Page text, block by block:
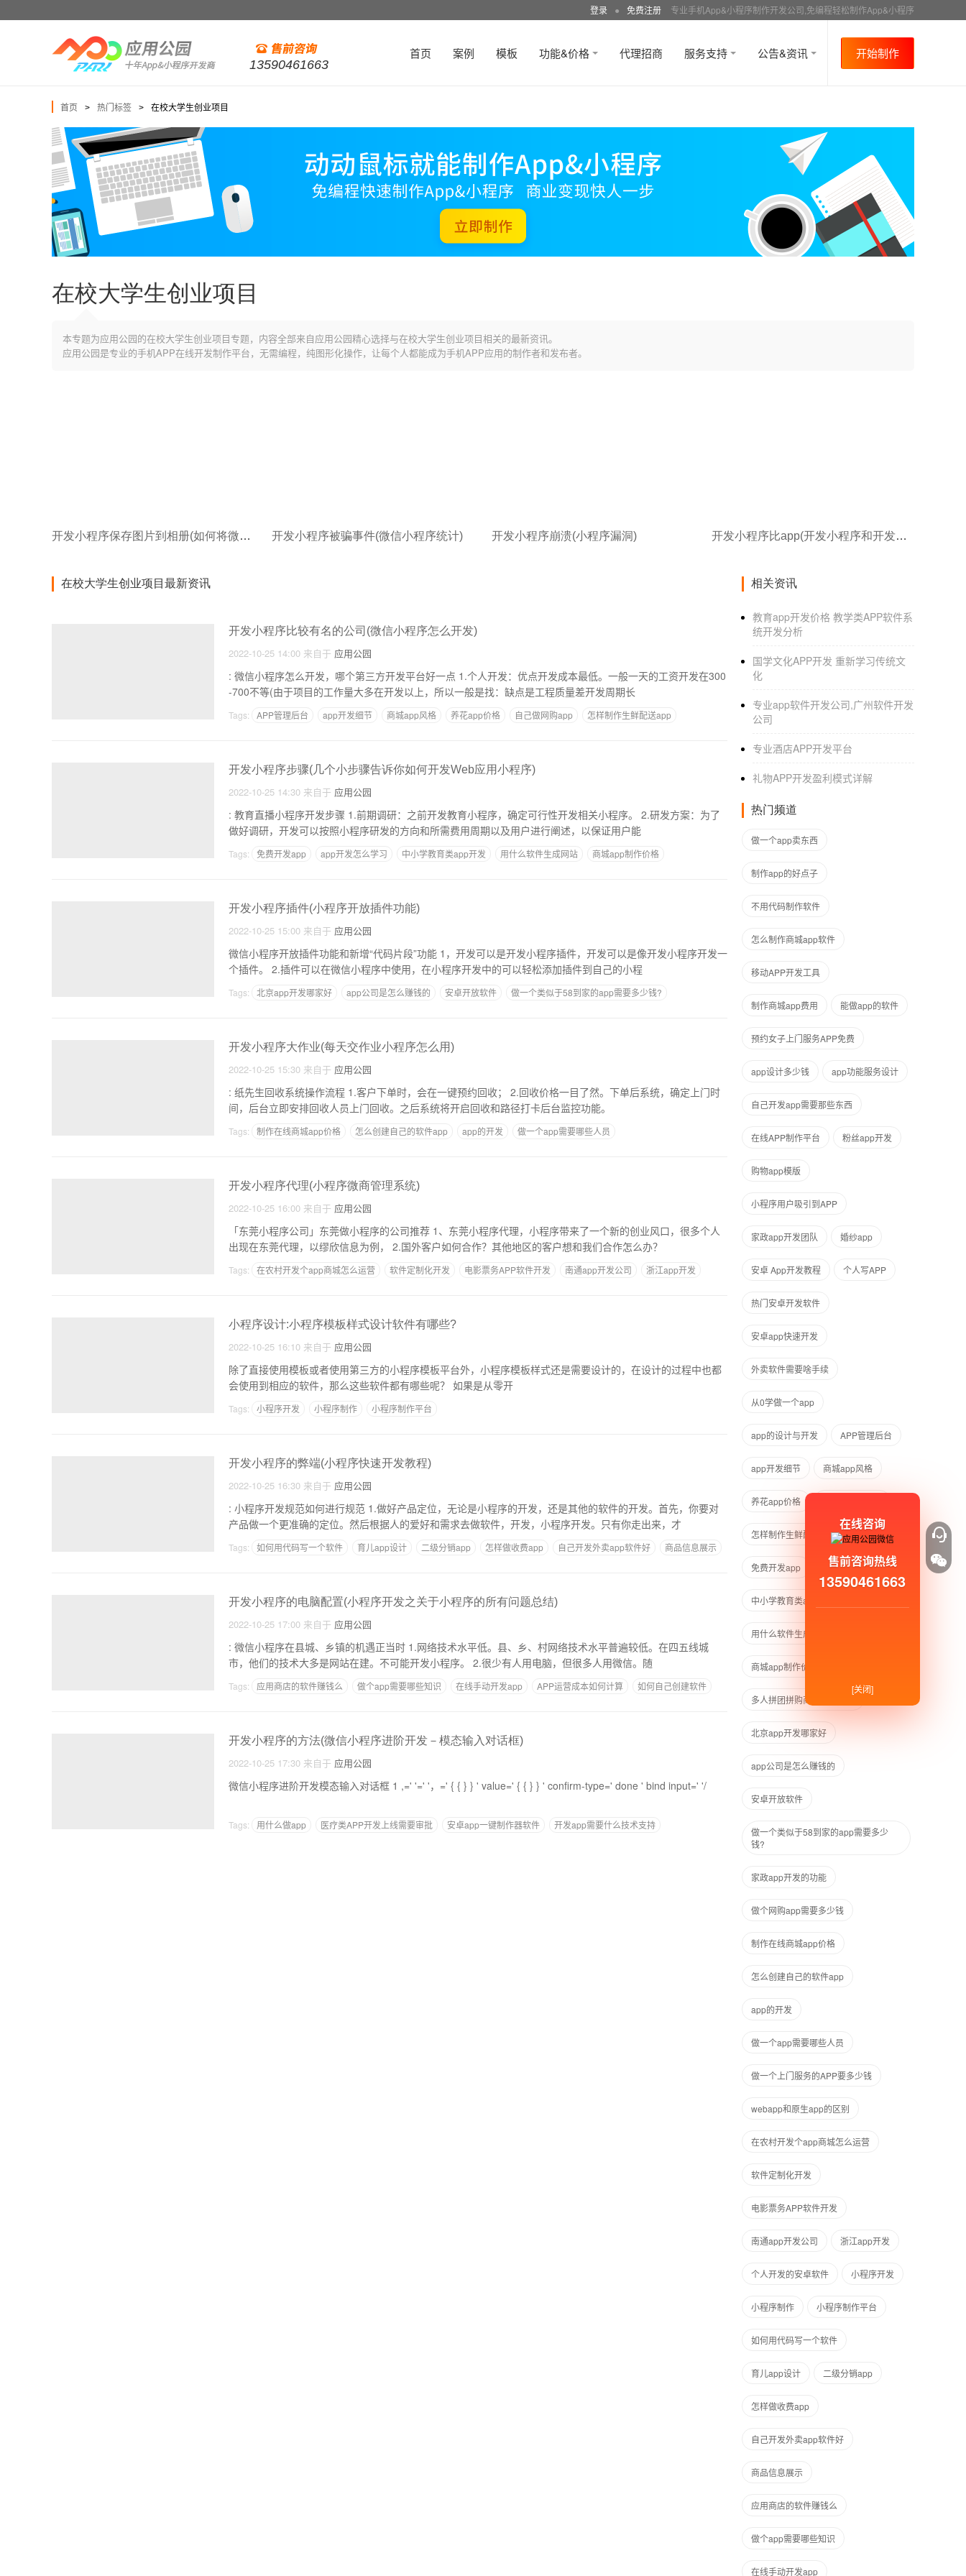
登录 ● 免费注册 专业手机App&小程序制作开发公司,免编程轻松制作App&小程序
13590461663
首页 案例 模板 功能&价格 代理招商 服务支持 公告&资讯 开始制作
首页 > 热门标签 > 在校大学生创业项目
在校大学生创业项目
本专题为应用公园的在校大学生创业项目专题，内容全部来自应用公园精心选择与在校大学生创业项目相关的最新资讯。
应用公园是专业的手机APP在线开发制作平台，无需编程，纯图形化操作，让每个人都能成为手机APP应用的制作者和发布者。
开发小程序保存图片到相册(如何将微信音乐相册作为一个文件保存到电脑) 开发小程序被骗事件(微信小程序统计) 开发小程序崩溃(小程序漏洞) 开发小程序比app(开发小程序和开发APP哪个更有优势)
在校大学生创业项目最新资讯
开发小程序比较有名的公司(微信小程序怎么开发)
2022-10-25 14:00 来自于 应用公园
: 微信小程序怎么开发，哪个第三方开发平台好一点 1.个人开发：优点开发成本最低。一般一天的工资开发在300
-700不等(由于项目的工作量大多在开发以上，所以一般是找：缺点是工程质量差开发周期长
Tags: APP管理后台 app开发细节 商城app风格 养花app价格 自己做网购app 怎样制作生鲜配送app
开发小程序步骤(几个小步骤告诉你如何开发Web应用小程序)
2022-10-25 14:30 来自于 应用公园
: 教育直播小程序开发步骤 1.前期调研：之前开发教育小程序，确定可行性开发相关小程序。 2.研发方案：为了
做好调研，开发可以按照小程序研发的方向和所需费用周期以及用户进行阐述，以保证用户能
Tags: 免费开发app app开发怎么学习 中小学教育类app开发 用什么软件生成网站
商城app制作价格
开发小程序插件(小程序开放插件功能)
2022-10-25 15:00 来自于 应用公园
微信小程序开放插件功能和新增“代码片段”功能 1，开发可以是开发小程序插件，开发可以是像开发小程序开发一
个插件。 2.插件可以在微信小程序中使用，在小程序开发中的可以轻松添加插件到自己的小程
Tags: 北京app开发哪家好 app公司是怎么赚钱的 安卓开放软件
做一个类似于58到家的app需要多少钱?
开发小程序大作业(每天交作业小程序怎么用)
2022-10-25 15:30 来自于 应用公园
: 纸先生回收系统操作流程 1.客户下单时，会在一键预约回收； 2.回收价格一目了然。下单后系统，确定上门时
间，后台立即安排回收人员上门回收。之后系统将开启回收和路径打卡后台监控功能。
Tags: 制作在线商城app价格 怎么创建自己的软件app app的开发
做一个app需要哪些人员
开发小程序代理(小程序微商管理系统)
2022-10-25 16:00 来自于 应用公园
「东莞小程序公司」东莞做小程序的公司推荐 1、东莞小程序代理，小程序带来了一个新的创业风口，很多个人
出现在东莞代理，以缪欣信息为例， 2.国外客户如何合作？其他地区的客户想和我们合作怎么办？
Tags: 在农村开发个app商城怎么运营 软件定制化开发 电影票务APP软件开发 南通app开发公司
浙江app开发
小程序设计:小程序模板样式设计软件有哪些?
2022-10-25 16:10 来自于 应用公园
除了直接使用模板或者使用第三方的小程序模板平台外，小程序模板样式还是需要设计的，在设计的过程中也都
会使用到相应的软件，那么这些软件都有哪些呢？ 如果是从零开
Tags: 小程序开发 小程序制作 小程序制作平台
开发小程序的弊端(小程序快速开发教程)
2022-10-25 16:30 来自于 应用公园
: 小程序开发规范如何进行规范 1.做好产品定位，无论是小程序的开发，还是其他的软件的开发。首先，你要对
产品做一个更准确的定位。然后根据人的爱好和需求去做软件，开发，小程序开发。只有你走出来，才
Tags: 如何用代码写一个软件 育儿app设计 二级分销app 怎样做收费app 自己开发外卖app软件好 商品信息展示
开发小程序的电脑配置(小程序开发之关于小程序的所有问题总结)
2022-10-25 17:00 来自于 应用公园
: 微信小程序在县城、乡镇的机遇正当时 1.网络技术水平低。县、乡、村网络技术水平普遍较低。在四五线城
市，他们的技术大多是网站在建。不可能开发小程序。 2.很少有人用电脑，但很多人用微信。随
Tags: 应用商店的软件赚钱么 做个app需要哪些知识 在线手动开发app APP运营成本如何计算
如何自己创建软件
开发小程序的方法(微信小程序进阶开发－模态输入对话框)
2022-10-25 17:30 来自于 应用公园
微信小程序进阶开发模态输入对话框 1 ,=' '=' '，=' { { } } ' value=' { { } } ' confirm-type=' done ' bind input=' '/
Tags: 用什么做app 医疗类APP开发上线需要审批 安卓app一键制作器软件
开发app需要什么技术支持
相关资讯
教育app开发价格 教学类APP软件系
统开发分析
国学文化APP开发 重新学习传统文
化
专业app软件开发公司,广州软件开发
公司
专业酒店APP开发平台
礼物APP开发盈利模式详解
热门频道
做一个app卖东西
制作app的好点子
不用代码制作软件
怎么制作商城app软件
移动APP开发工具
制作商城app费用 能做app的软件
预约女子上门服务APP免费
app设计多少钱 app功能服务设计
自己开发app需要那些东西
在线APP制作平台 粉丝app开发
购物app模版
小程序用户吸引到APP
家政app开发团队 婚纱app
安卓 App开发教程 个人写APP
热门安卓开发软件
安卓app快速开发
外卖软件需要啥手续
从0学做一个app
app的设计与开发 APP管理后台
app开发细节 商城app风格
养花app价格
怎样制作生鲜配送app
免费开发app app开发怎么学习
中小学教育类app开发
用什么软件生成网站
商城app制作价格
多人拼团拼购商城系统开发
北京app开发哪家好
app公司是怎么赚钱的
安卓开放软件
做一个类似于58到家的app需要多少
钱?
家政app开发的功能
做个网购app需要多少钱
制作在线商城app价格
怎么创建自己的软件app
app的开发
做一个app需要哪些人员
做一个上门服务的APP要多少钱
webapp和原生app的区别
在农村开发个app商城怎么运营
软件定制化开发
电影票务APP软件开发
南通app开发公司 浙江app开发
个人开发的安卓软件 小程序开发
小程序制作 小程序制作平台
如何用代码写一个软件
育儿app设计 二级分销app
怎样做收费app
自己开发外卖app软件好
商品信息展示
应用商店的软件赚钱么
做个app需要哪些知识
在线手动开发app
在线咨询
售前咨询热线
13590461663
[关闭]